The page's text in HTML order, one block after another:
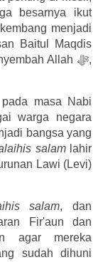
besarnya ikut
menjadi
Baitul Maqdis
Allahﷻ,
masa Nabi
warga negara
bangsa yang
salam lahir
Lawi (Levi)
salam, dan
Fir'aun dan
agar mereka
sudah dihuni